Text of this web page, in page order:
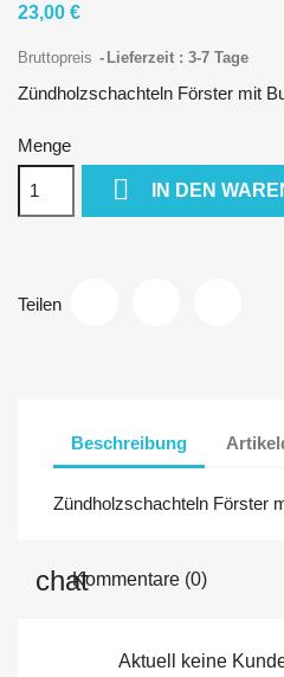
23,00 €
Bruttopreis Lieferzeit : 3-7 Tage
Zündholzschachteln Förster mit
Menge
 IN DEN
Teilen
Beschreibung
Zündholzschachteln Förster
Kommentare (0)
Aktuell keine